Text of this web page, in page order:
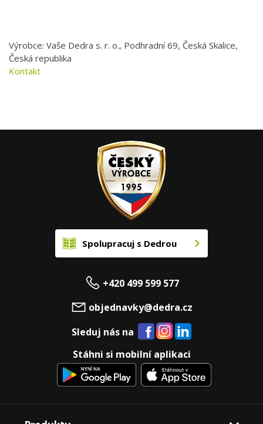
Výrobce: Vaše Dedra s. r. o., Podhradní 69, Česká Skalice,
Česká republika
Kontakt
Spolupracuj s Dedrou
+420 499 599 577
objednavky@dedra.cz
Sleduj nás na
Stáhni si mobilní aplikaci